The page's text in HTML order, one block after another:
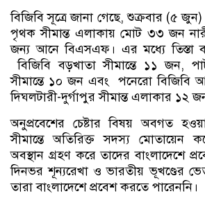
​বিজিবি সূত্রে জানা গেছে, শুক্রবার (৫
পৃথক সীমান্ত এলাকায় মোট ৩৩ জন
জন্য আনে বিএসএফ। এর মধ্যে তিস্তা
বিজিবি বড়খাতা সীমান্তে ১১ জন,
সীমান্তে ১০ জন এবং পনেরো বিজিবি
দিঘলটারী-দুর্গাপুর সীমান্ত এলাকার ১২
অনুপ্রবেশের চেষ্টার বিষয় অবগত
সীমান্তে অতিরিক্ত সদস্য
অবস্থান গ্রহণ করে তাদের বাংলাদেশে
দিনভর শূন্যরেখা ও ভারতীয় ভূখণ্ডের
তারা বাংলাদেশে প্রবেশ করতে পারেননি।